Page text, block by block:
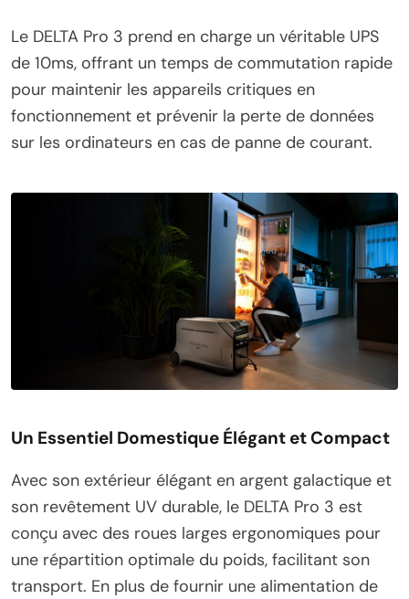
Le DELTA Pro 3 prend en charge un véritable UPS
de 10ms, offrant un temps de commutation rapide
pour maintenir les appareils critiques en
fonctionnement et prévenir la perte de données
sur les ordinateurs en cas de panne de courant.
Un Essentiel Domestique Élégant et Compact
Avec son extérieur élégant en argent galactique et
son revêtement UV durable, le DELTA Pro 3 est
conçu avec des roues larges ergonomiques pour
une répartition optimale du poids, facilitant son
transport. En plus de fournir une alimentation de